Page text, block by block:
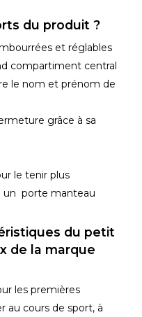
du produit ?
et réglables
compartiment central
le nom et prénom de
grâce à sa
le tenir plus
un porte manteau
du petit
de la marque
les premières
au cours de sport, à